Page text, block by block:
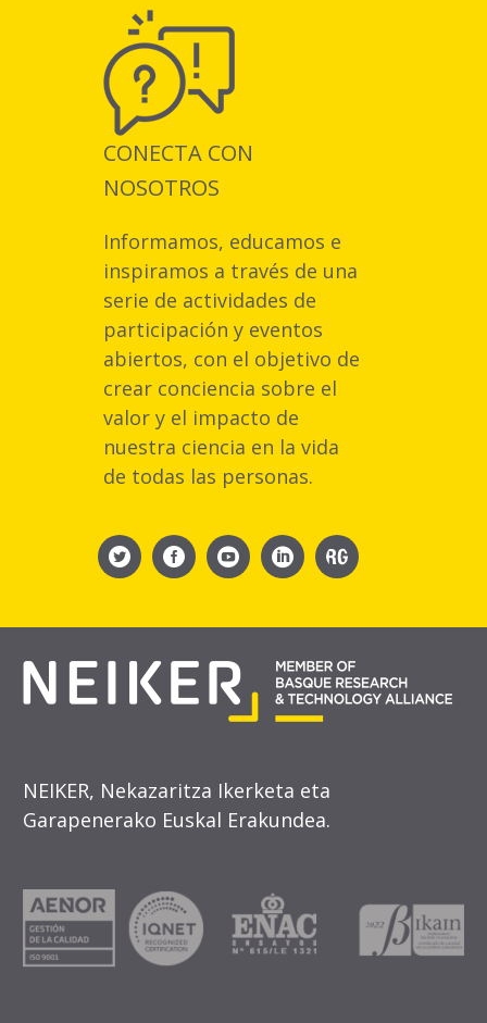
CONECTA CON
NOSOTROS
Informamos, educamos e
inspiramos a través de una
serie de actividades de
participación y eventos
abiertos, con el objetivo de
crear conciencia sobre el
valor y el impacto de
nuestra ciencia en la vida
de todas las personas.
NEIKER, Nekazaritza Ikerketa eta
Garapenerako Euskal Erakundea.